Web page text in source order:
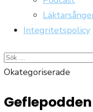
Integritetspolicy
Sök
för:
Okategoriserade